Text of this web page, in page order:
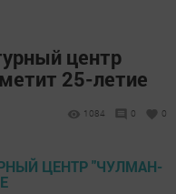
центр
25-летие
1084 0 0